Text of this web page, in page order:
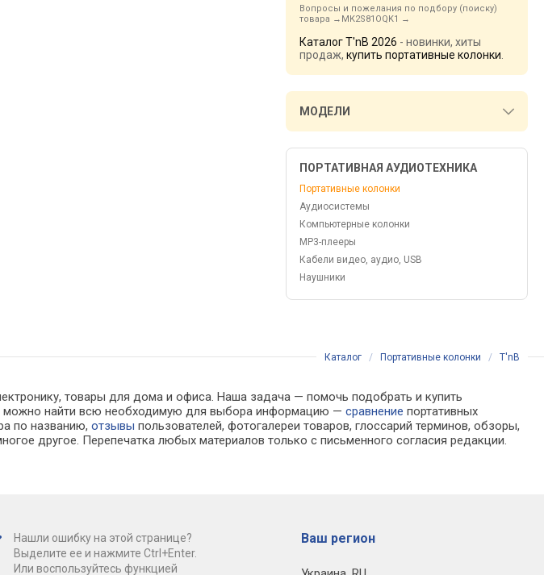
Вопросы и пожелания по подбору (поиску)
товара
MK2S81OQK1
Каталог T'nB 2026 - новинки, хиты
продаж, купить портативные колонки
МОДЕЛИ
ПОРТАТИВНАЯ АУДИОТЕХНИКА
Портативные колонки
Аудиосистемы
Компьютерные колонки
MP3-плееры
Кабели видео, аудио, USB
Наушники
Каталог / Портативные колонки / T'nB
товары для дома и офиса. Наша задача — помочь подобрать и купить
можно найти всю необходимую для выбора информацию —сравнение портативных
по названию,отзывы пользователей, фотогалереи товаров, глоссарий терминов, обзоры,
другое. Перепечатка любых материалов только с письменного согласия редакции.
Нашли ошибку на этой странице?
Выделите ее и нажмите Ctrl+Enter.
Или воспользуйтесь функцией
Ваш регион